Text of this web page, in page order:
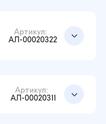
Артикул:
АЛ-00020322
Артикул:
АЛ-00020311